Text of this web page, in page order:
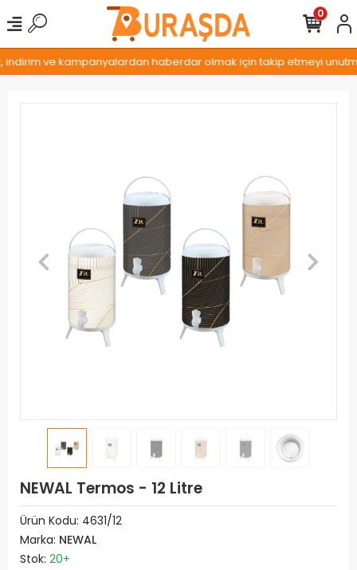
ve kampanyalardan haberdar olmak için takip etmeyi
0
NEWAL Termos - 12 Litre
Ürün Kodu: 4631/12
Marka: NEWAL
Stok: 20+